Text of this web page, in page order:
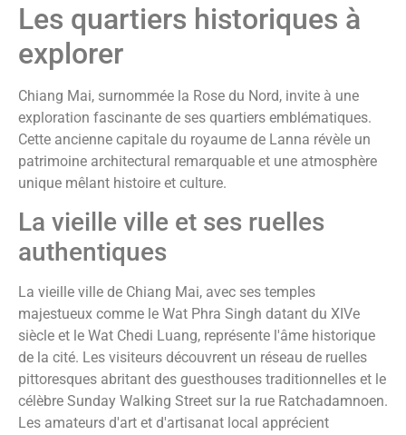
Les quartiers historiques à
explorer
Chiang Mai, surnommée la Rose du Nord, invite à une
exploration fascinante de ses quartiers emblématiques.
Cette ancienne capitale du royaume de Lanna révèle un
patrimoine architectural remarquable et une atmosphère
unique mêlant histoire et culture.
La vieille ville et ses ruelles
authentiques
La vieille ville de Chiang Mai, avec ses temples
majestueux comme le Wat Phra Singh datant du XIVe
siècle et le Wat Chedi Luang, représente l'âme historique
de la cité. Les visiteurs découvrent un réseau de ruelles
pittoresques abritant des guesthouses traditionnelles et le
célèbre Sunday Walking Street sur la rue Ratchadamnoen.
Les amateurs d'art et d'artisanat local apprécient